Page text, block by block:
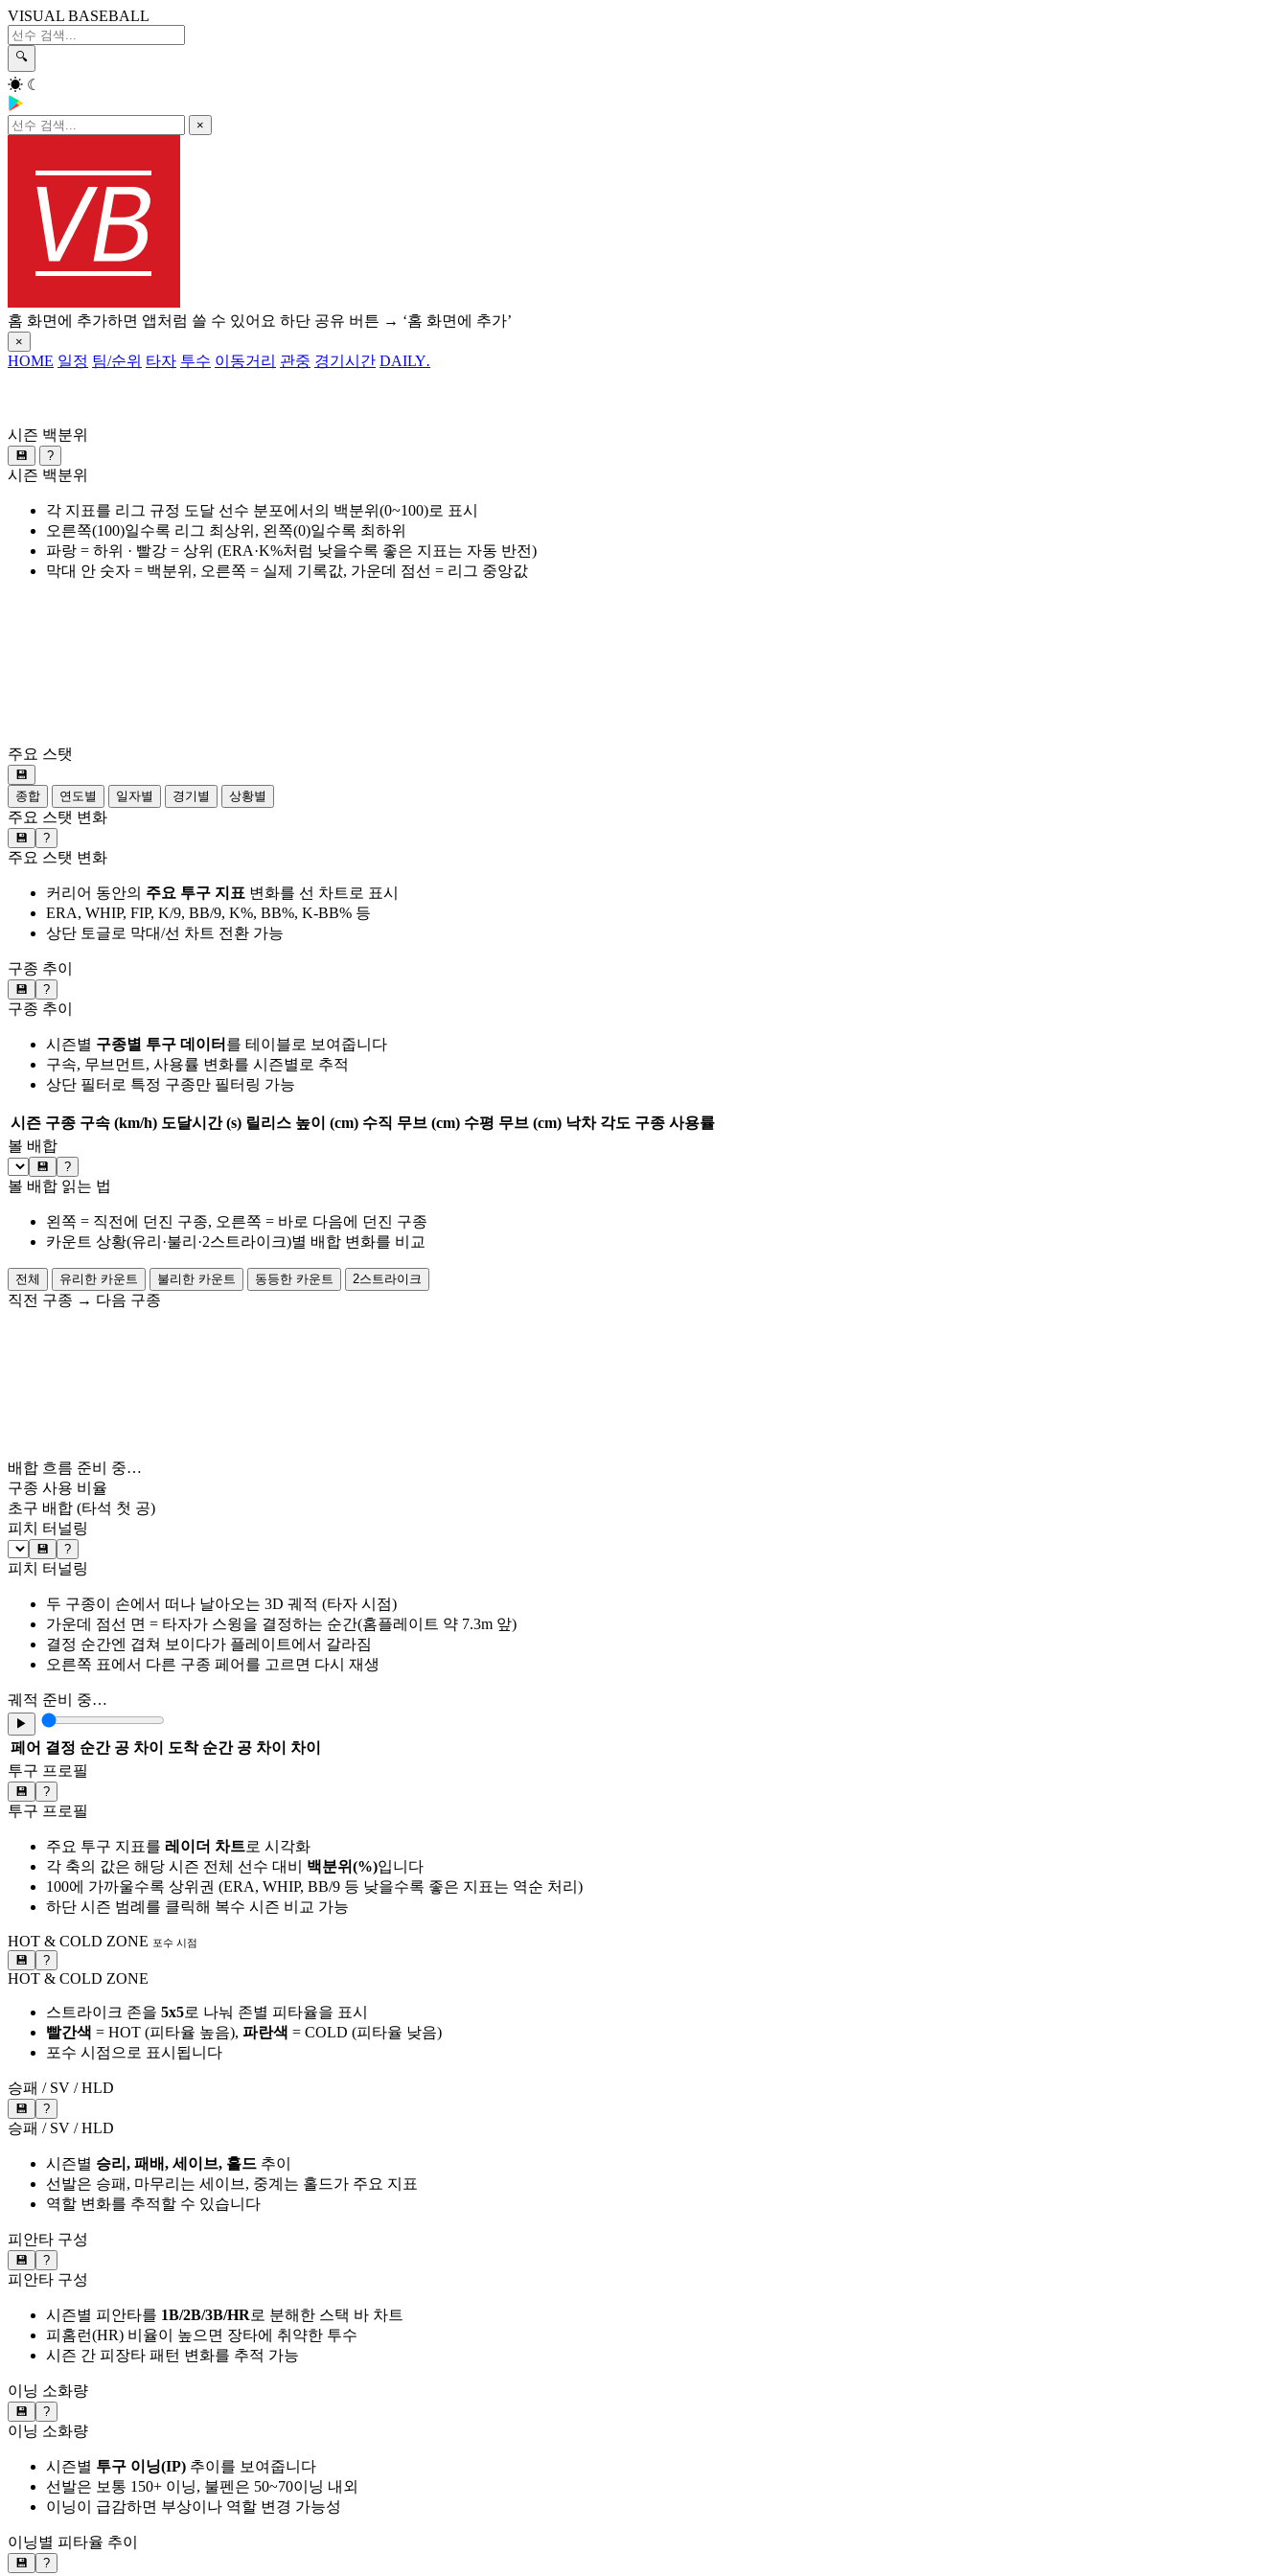
VISUAL BASEBALL
🔍
☀ ☾
×
홈 화면에 추가하면 앱처럼 쓸 수 있어요 하단 공유 버튼 → ‘홈 화면에 추가’
×
HOME 일정 팀/순위 타자 투수 이동거리 관중 경기시간 DAILY.
시즌 백분위
💾 ?
시즌 백분위
각 지표를 리그 규정 도달 선수 분포에서의 백분위(0~100)로 표시
오른쪽(100)일수록 리그 최상위, 왼쪽(0)일수록 최하위
파랑 = 하위 · 빨강 = 상위 (ERA·K%처럼 낮을수록 좋은 지표는 자동 반전)
막대 안 숫자 = 백분위, 오른쪽 = 실제 기록값, 가운데 점선 = 리그 중앙값
주요 스탯
💾
종합
연도별 일자별 경기별 상황별
주요 스탯 변화
💾 ?
주요 스탯 변화
커리어 동안의 주요 투구 지표 변화를 선 차트로 표시
ERA, WHIP, FIP, K/9, BB/9, K%, BB%, K-BB% 등
상단 토글로 막대/선 차트 전환 가능
구종 추이
💾 ?
구종 추이
시즌별 구종별 투구 데이터 를 테이블로 보여줍니다
구속, 무브먼트, 사용률 변화를 시즌별로 추적
상단 필터로 특정 구종만 필터링 가능
시즌 구종 구속 (km/h) 도달시간 (s) 릴리스 높이 (cm) 수직 무브 (cm) 수평 무브 (cm) 낙차 각도 구종 사용률
볼 배합
💾 ?
볼 배합 읽는 법
왼쪽 = 직전에 던진 구종, 오른쪽 = 바로 다음에 던진 구종
카운트 상황(유리·불리·2스트라이크)별 배합 변화를 비교
전체 유리한 카운트 불리한 카운트 동등한 카운트 2스트라이크
직전 구종 → 다음 구종
배합 흐름 준비 중…
구종 사용 비율
초구 배합 (타석 첫 공)
피치 터널링
💾 ?
피치 터널링
두 구종이 손에서 떠나 날아오는 3D 궤적 (타자 시점)
가운데 점선 면 = 타자가 스윙을 결정하는 순간(홈플레이트 약 7.3m 앞)
결정 순간엔 겹쳐 보이다가 플레이트에서 갈라짐
오른쪽 표에서 다른 구종 페어를 고르면 다시 재생
궤적 준비 중…
▶
페어 결정 순간 공 차이 도착 순간 공 차이
차이
투구 프로필
💾 ?
투구 프로필
주요 투구 지표를 레이더 차트로 시각화
각 축의 값은 해당 시즌 전체 선수 대비 백분위(%)입니다
100에 가까울수록 상위권 (ERA, WHIP, BB/9 등 낮을수록 좋은 지표는 역순 처리)
하단 시즌 범례를 클릭해 복수 시즌 비교 가능
HOT & COLD ZONE 포수 시점
💾 ?
HOT & COLD ZONE
스트라이크 존을 5x5로 나눠 존별 피타율을 표시
빨간색 = HOT (피타율 높음), 파란색 = COLD (피타율 낮음)
포수 시점으로 표시됩니다
승패 / SV / HLD
💾 ?
승패 / SV / HLD
시즌별 승리, 패배, 세이브, 홀드 추이
선발은 승패, 마무리는 세이브, 중계는 홀드가 주요 지표
역할 변화를 추적할 수 있습니다
피안타 구성
💾 ?
피안타 구성
시즌별 피안타를 1B/2B/3B/HR로 분해한 스택 바 차트
피홈런(HR) 비율이 높으면 장타에 취약한 투수
시즌 간 피장타 패턴 변화를 추적 가능
이닝 소화량
💾 ?
이닝 소화량
시즌별 투구 이닝(IP) 추이를 보여줍니다
선발은 보통 150+ 이닝, 불펜은 50~70이닝 내외
이닝이 급감하면 부상이나 역할 변경 가능성
이닝별 피타율 추이
💾 ?